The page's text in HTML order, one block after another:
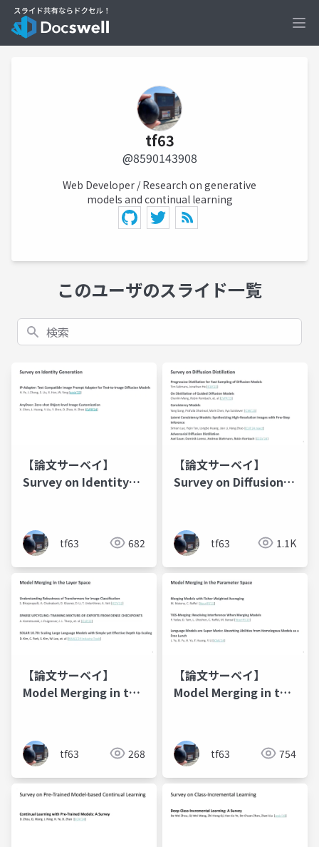
tf63
@8590143908
Web Developer / Research on generative
models and continual learning
このユーザのスライド一覧
検索
【論文サーベイ】
Survey on Identity
tf63 682
【論文サーベイ】
Survey on Diffusion
tf63 1.1K
【論文サーベイ】
Model Merging in the
tf63 268
【論文サーベイ】
Model Merging in the
tf63 754